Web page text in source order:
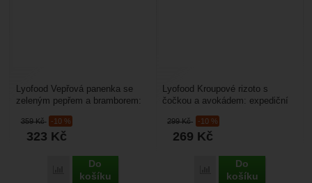
359Kč -10 %
323 Kč
Přidat 'Lyofood Vepřová panenka se zeleným pepřem a
Do
košíku
Lyofood Vepřová panenka se
zeleným pepřem a bramborem:
kořeněné omáčce ze zeleného...
299Kč -10 %
269 Kč
Přidat 'Lyofood
Do
košíku
Lyofood Kroupové rizoto s
čočkou a avokádem: expediční
vyrobeno ze 100% přírodních...